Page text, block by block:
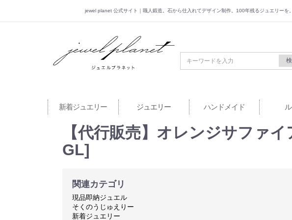
jewel planet 公式サイト｜職人鍛造。石から仕入れてデザイン制作。100年残るジュエリーを。
jewel planet 公式サイト
新着ジュエリー ジュエリー ハンドメイド
【代行販売】オレンジサフ
GL]
関連カテゴリ
現品即納ジュエル
そくのうじゅえりー
新着ジュエリー